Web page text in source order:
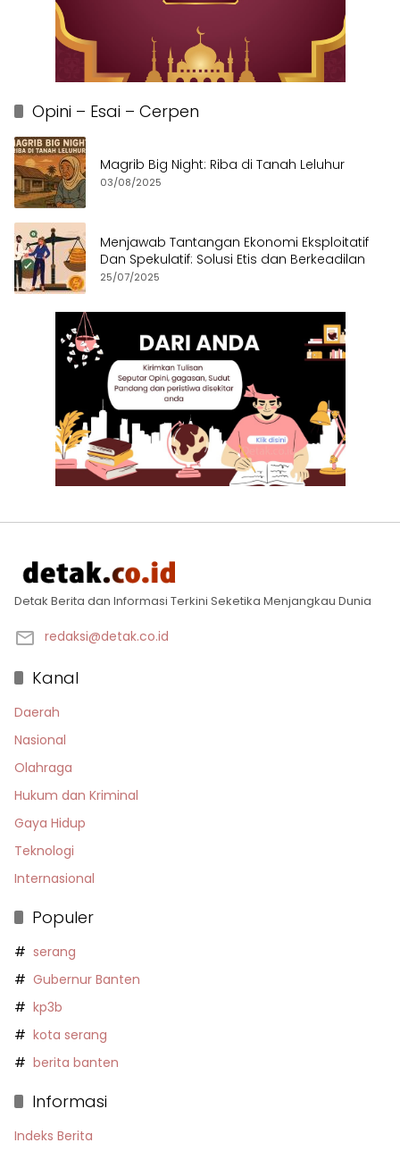
Opini – Esai – Cerpen
Magrib Big Night: Riba di Tanah Leluhur
03/08/2025
Menjawab Tantangan Ekonomi Eksploitatif
Dan Spekulatif: Solusi Etis dan Berkeadilan
25/07/2025
Detak Berita dan Informasi Terkini Seketika Menjangkau Dunia
redaksi@detak.co.id
Kanal
Daerah
Nasional
Olahraga
Hukum dan Kriminal
Gaya Hidup
Teknologi
Internasional
Populer
serang
Gubernur Banten
kp3b
kota serang
berita banten
Informasi
Indeks Berita